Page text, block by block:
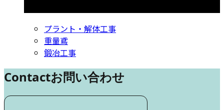
プラント・解体工事
重量鳶
鍛冶工事
Contactお問い合わせ